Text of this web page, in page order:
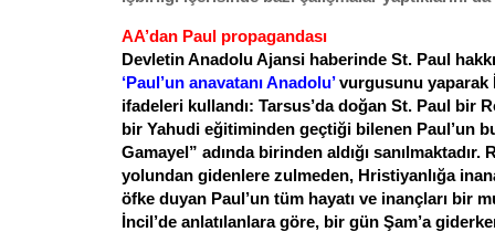
AA’dan Paul propagandası
Devletin Anadolu Ajansi haberinde St. Paul
‘Paul’un anavatanı Anadolu’vurgusunu yaparak
ifadeleri kullandı: Tarsus’da doğan St. Paul bir
bir Yahudi eğitiminden geçtiği bilenen Paul’un
Gamayel” adında birinden aldığı sanılmaktadır.
yolundan gidenlere zulmeden, Hristiyanlığa
öfke duyan Paul’un tüm hayatı ve inançları bir
İncil’de anlatılanlara göre, bir gün Şam’a